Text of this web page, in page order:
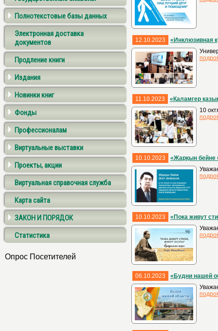
Полнотекстовые базы данных
Электронная доставка
документов
Продление книги
Издания
Новинки книг
Фонды
Профессионалам
Виртуальные выставки
Проекты, акции
Виртуальная справочная служба
Карта сайта
ЗАКОН И ПОРЯДОК
Статистика
Опрос Посетителей
12.10.2023
«Инклюзивная
11.10.2023
«Қаламгер
10
10.10.2023
«Жарқын бейне
10.10.2023
«Пока живут
06.10.2023
«Будни нашей